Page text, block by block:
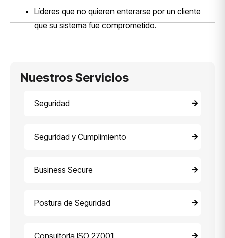
Líderes que no quieren enterarse por un cliente
que su sistema fue comprometido.
Nuestros Servicios
Seguridad
Seguridad y Cumplimiento
Business Secure
Postura de Seguridad
Consultoría ISO 27001